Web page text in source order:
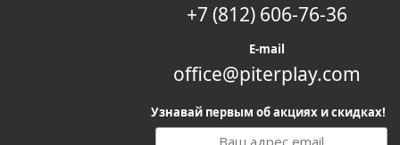
+7 (812) 606-76-36
E-mail
office@piterplay.com
Узнавай первым об акциях и скидках!